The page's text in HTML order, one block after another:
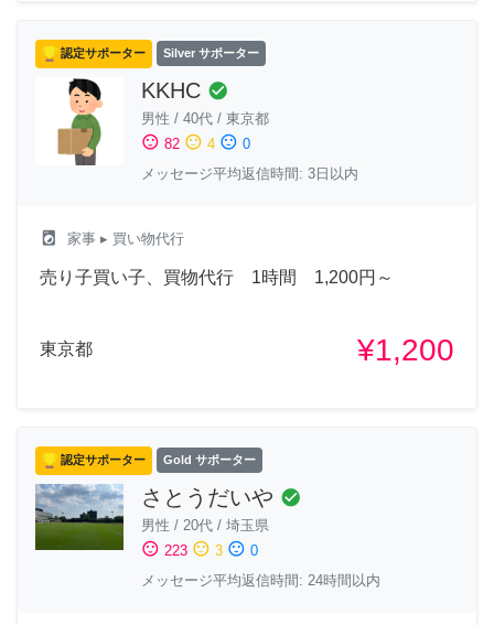
認定サポーター Silver サポーター
KKHC check_circle
男性 / 40代 / 東京都
sentiment_satisfied 82 sentiment_neutral 4 sentiment_dissatisfied 0
メッセージ平均返信時間: 3日以内
local_laundry_service 家事 ▸ 買い物代行
売り子買い子、買物代行 1時間 1,200円～
東京都 ¥1,200
認定サポーター Gold サポーター
さとうだいや check_circle
男性 / 20代 / 埼玉県
sentiment_satisfied 223 sentiment_neutral 3 sentiment_dissatisfied 0
メッセージ平均返信時間: 24時間以内